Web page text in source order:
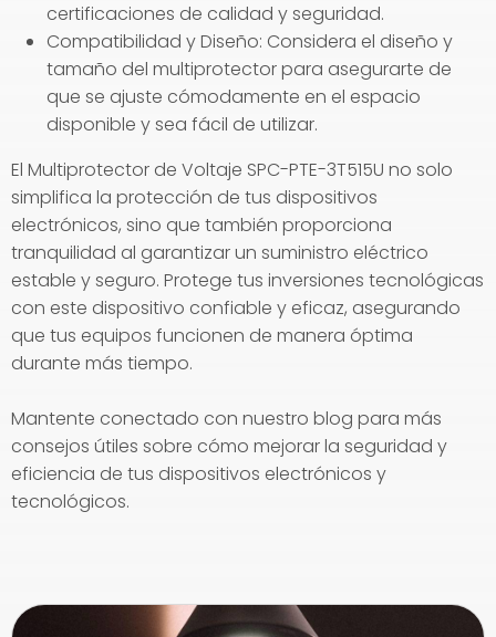
certificaciones de calidad y seguridad.
Compatibilidad y Diseño: Considera el diseño y
tamaño del multiprotector para asegurarte de
que se ajuste cómodamente en el espacio
disponible y sea fácil de utilizar.
El Multiprotector de Voltaje SPC-PTE-3T515U no solo
simplifica la protección de tus dispositivos
electrónicos, sino que también proporciona
tranquilidad al garantizar un suministro eléctrico
estable y seguro. Protege tus inversiones tecnológicas
con este dispositivo confiable y eficaz, asegurando
que tus equipos funcionen de manera óptima
durante más tiempo.
Mantente conectado con nuestro blog para más
consejos útiles sobre cómo mejorar la seguridad y
eficiencia de tus dispositivos electrónicos y
tecnológicos.